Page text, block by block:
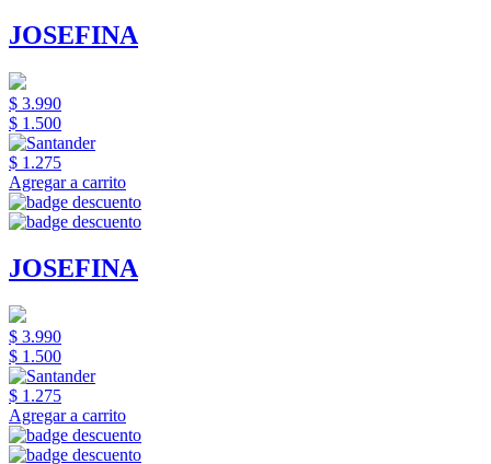
JOSEFINA
$ 3.990
$ 1.500
$ 1.275
Agregar a carrito
JOSEFINA
$ 3.990
$ 1.500
$ 1.275
Agregar a carrito